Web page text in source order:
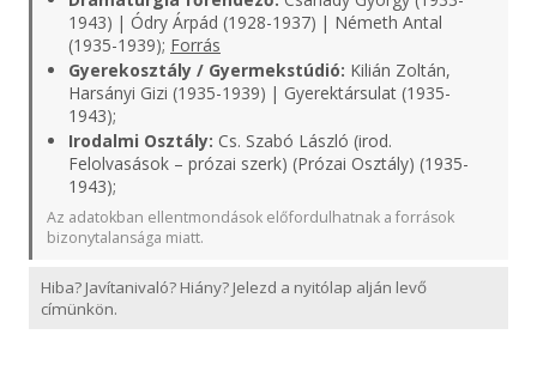
1943) | Ódry Árpád (1928-1937) | Németh Antal
(1935-1939); Forrás
Gyerekosztály / Gyermekstúdió: Kilián Zoltán,
Harsányi Gizi (1935-1939) | Gyerektársulat (1935-
1943);
Irodalmi Osztály: Cs. Szabó László (irod.
Felolvasások – prózai szerk) (Prózai Osztály) (1935-
1943);
Az adatokban ellentmondások előfordulhatnak a források
bizonytalansága miatt.
Hiba? Javítanivaló? Hiány? Jelezd a nyitólap alján levő
címünkön.